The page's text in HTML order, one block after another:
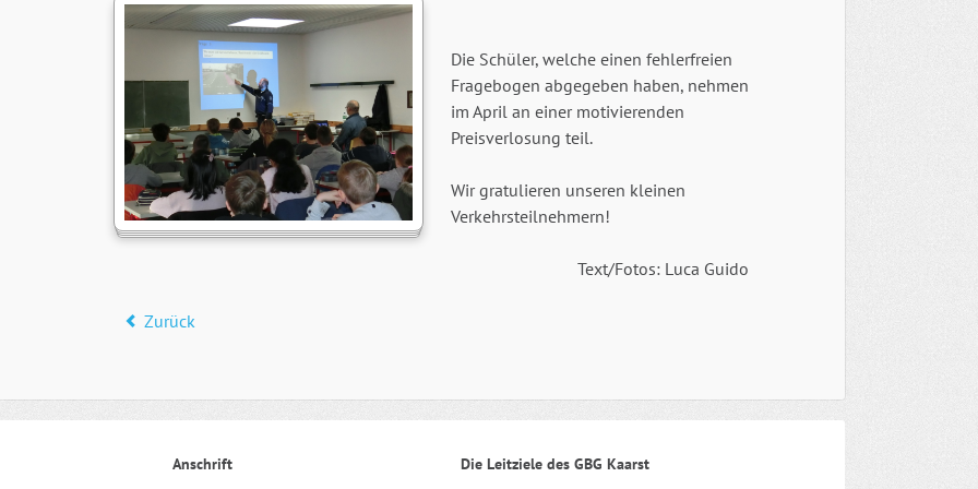
Die Schüler, welche einen fehlerfreien
Fragebogen abgegeben haben, nehmen
im April an einer motivierenden
Preisverlosung teil.
Wir gratulieren unseren kleinen
Verkehrsteilnehmern!
Text/Fotos: Luca Guido
Zurück
Anschrift Die Leitziele des GBG Kaarst